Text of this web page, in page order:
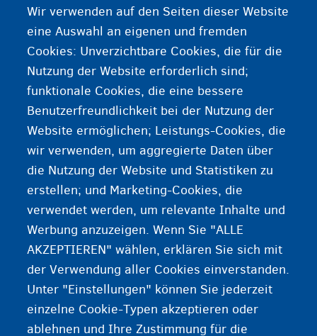
Seit 2013 waren die meisten umgesiedelten Flüchtlinge
in Belgien Syrer, die in Jordanien, in der Türkei und im
Libanon lebten. Auch afrikanische Flüchtlinge aus der
Region der Großen Seen (Kongo, Burundi, Uganda) und
über die zentrale Mittelmeerroute (Libyen)
eingetroffene Flüchtlinge haben Schutz erhalten.
Eine Umsiedlung ist nicht möglich für Flüchtlinge,
die sich bereits in Belgien oder Europa aufhalten.
Wir verwenden auf den Seiten dieser Website
eine Auswahl an eigenen und fremden
Cookies: Unverzichtbare Cookies, die für die
Nutzung der Website erforderlich sind;
funktionale Cookies, die eine bessere
Benutzerfreundlichkeit bei der Nutzung der
Website ermöglichen; Leistungs-Cookies, die
wir verwenden, um aggregierte Daten über
die Nutzung der Website und Statistiken zu
erstellen; und Marketing-Cookies, die
verwendet werden, um relevante Inhalte und
Werbung anzuzeigen. Wenn Sie "ALLE
AKZEPTIEREN" wählen, erklären Sie sich mit
der Verwendung aller Cookies einverstanden.
Unter "Einstellungen" können Sie jederzeit
einzelne Cookie-Typen akzeptieren oder
ablehnen und Ihre Zustimmung für die